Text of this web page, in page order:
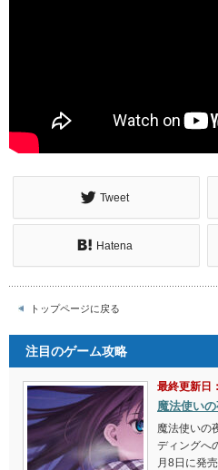
Tweet
Hatena
トップページに戻る
注目のゲーム攻略
最終更新日
魔法使い
魔法使いの
ディングへ
月8日に発